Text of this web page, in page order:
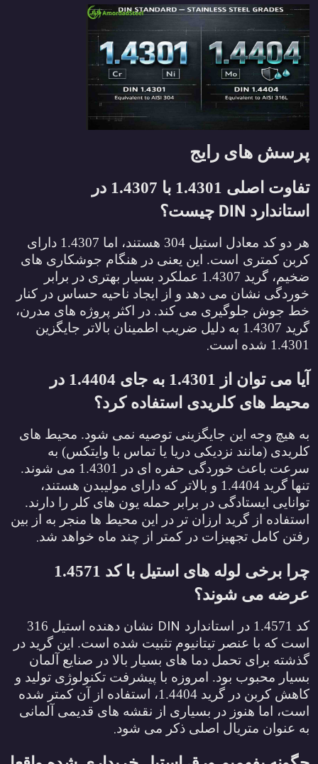
های رایج
تفاوت اصلی 1.4301 با 1.4307 در
DINچیست؟
هر دو کد معادل استیل 304 هستند، اما 1.4307 دارای
کمتری
است. این یعنی در هنگام جوشکاری های
ضخیم، گرید 1.4307 عملکرد بسیار بهتری در برابر
نشان می دهد و از ایجاد ناحیه حساس در کنار
جوش جلوگیری می کند. در اکثر پروژه های مدرن،
گرید 1.4307 به دلیل ضریب اطمینان بالاتر جایگزین
شده است
.
آیا می توان از 1.4301 به جای 1.4404 در
های کلریدی استفاده کرد؟
هیچ وجه این جایگزینی توصیه نمی شود. محیط های
(مانند نزدیکی دریا یا تماس با وایتکس) به
سرعت باعث خوردگی حفره ای در 1.4301 می شوند.
تنها گرید 1.4404 و بالاتر که دارای مولیبدن هستند،
ایستادگی در برابر حمله یون های کلر را دارند.
از گرید ارزان تر در این محیط ها منجر به از بین
کامل تجهیزات در کمتر از چند ماه خواهد شد.
چرا برخی لوله های استیل با کد 1.4571
می شوند؟
در استاندارد DIN
نشان دهنده استیل 316
که با عنصر تیتانیوم تثبیت شده است. این گرید در
برای تحمل دما های بسیار بالا در صنایع آلمان
محبوب بود. امروزه با پیشرفت تکنولوژی تولید و
کاهش کربن در گرید 1.4404، استفاده از آن کمتر شده
اما هنوز در بسیاری از نقشه های قدیمی آلمانی
عنوان متریال اصلی ذکر می شود.